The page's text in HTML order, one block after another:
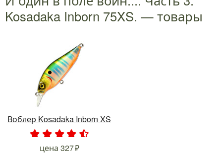
Kosadaka Inborn 75XS. — товары
Воблер Kosadaka Inborn XS
. .
цена 327